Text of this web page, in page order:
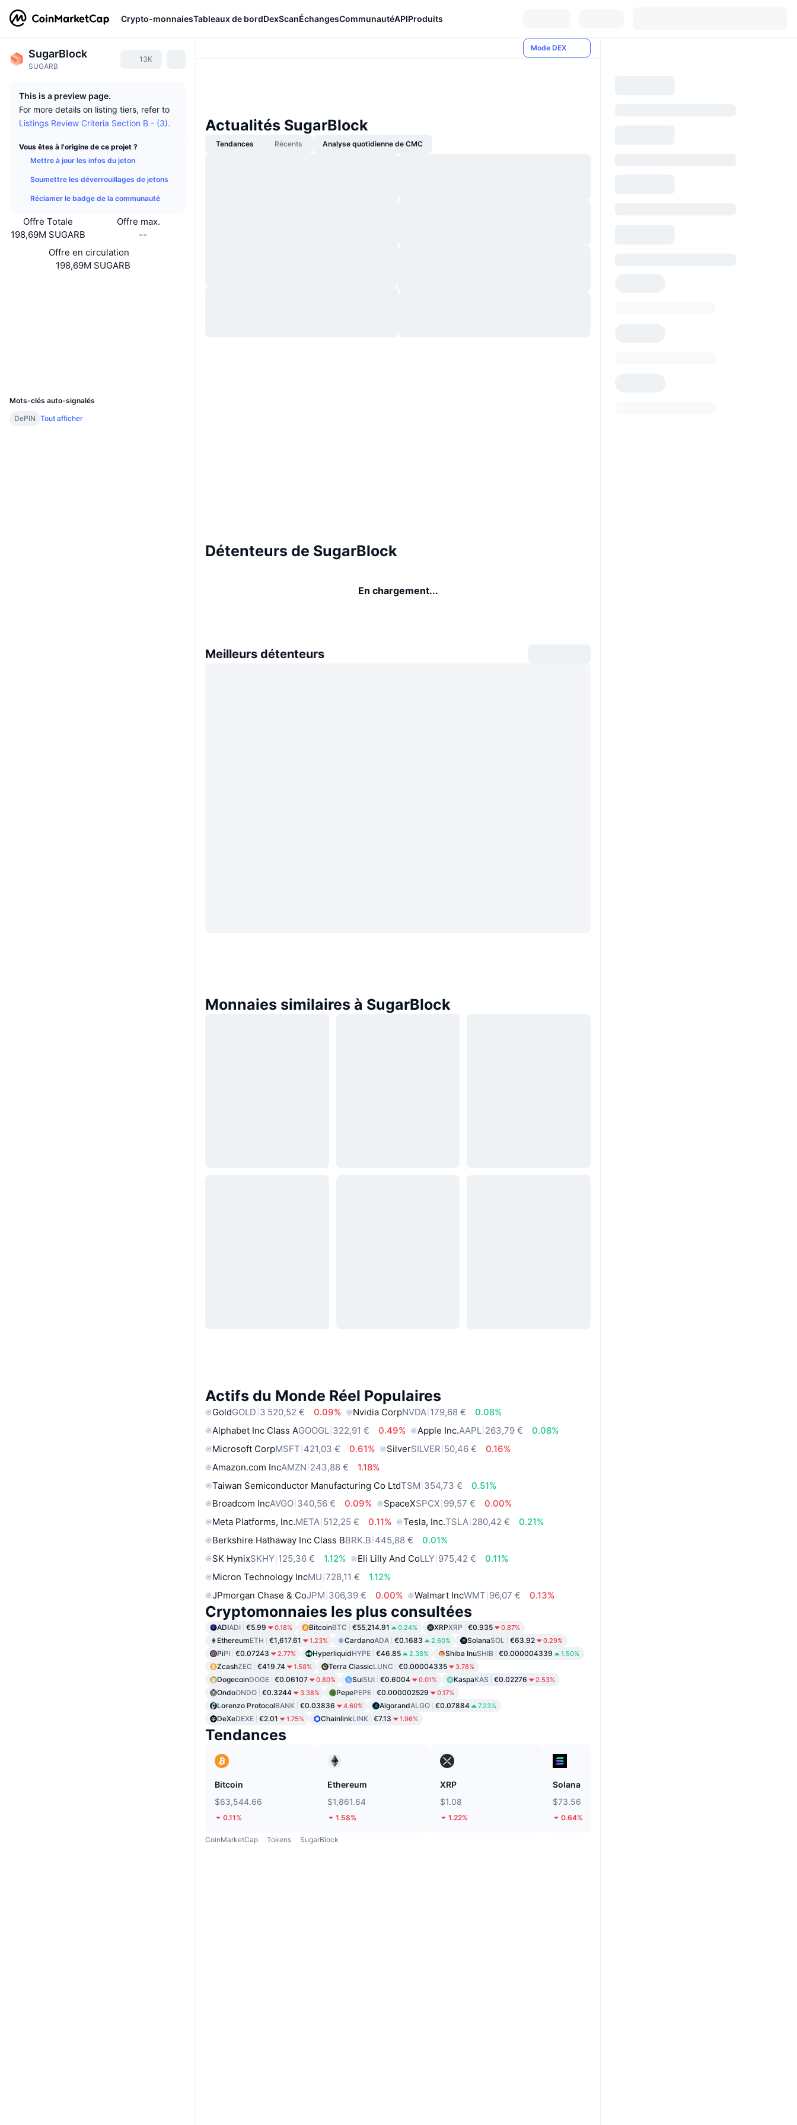
Crypto-monnaiesTableaux de bordDexScanÉchangesCommunautéAPIProduits
SugarBlock
SUGARB
13K
This is a preview page.
For more details on listing tiers, refer to
Listings Review Criteria Section B - (3).
Vous êtes à l'origine de ce projet ?
Mettre à jour les infos du jeton
Soumettre les déverrouillages de jetons
Réclamer le badge de la communauté
Offre Totale
198,69M SUGARB
Offre max.
--
Offre en circulation
198,69M SUGARB
Mots-clés auto-signalés
DePIN Tout afficher
Mode DEX
Actualités SugarBlock
Tendances Récents Analyse quotidienne de CMC
Détenteurs de SugarBlock
En chargement...
Meilleurs détenteurs
Monnaies similaires à SugarBlock
Actifs du Monde Réel Populaires
GoldGOLD 3 520,52 € 0.09% Nvidia CorpNVDA 179,68 €
0.08%
Alphabet Inc Class AGOOGL 322,91 € 0.49% Apple Inc.AAPL 263,79 €
0.08%
Microsoft CorpMSFT 421,03 € 0.61% SilverSILVER 50,46 €
0.16%
Amazon.com IncAMZN 243,88 €
1.18%
Taiwan Semiconductor Manufacturing Co LtdTSM 354,73 €
0.51%
Broadcom IncAVGO 340,56 € 0.09% SpaceXSPCX 99,57 €
0.00%
Meta Platforms, Inc.META 512,25 € 0.11% Tesla, Inc.TSLA 280,42 €
0.21%
Berkshire Hathaway Inc Class BBRK.B 445,88 €
0.01%
SK HynixSKHY 125,36 € 1.12% Eli Lilly And CoLLY 975,42 €
0.11%
Micron Technology IncMU 728,11 €
1.12%
JPmorgan Chase & CoJPM 306,39 € 0.00% Walmart IncWMT 96,07 € 0.13%
Cryptomonnaies les plus consultées
ADIADI €5.99 0.18% BitcoinBTC €55,214.91 0.24% XRPXRP €0.935 0.87%
EthereumETH €1,617.61 1.23% CardanoADA €0.1683 2.60% SolanaSOL €63.92 0.29%
PiPI €0.07243 2.77% HyperliquidHYPE €46.85 2.38% Shiba InuSHIB €0.000004339 1.50%
ZcashZEC €419.74 1.58% Terra ClassicLUNC €0.00004335 3.78%
DogecoinDOGE €0.06107 0.80% SuiSUI €0.6004 0.01% KaspaKAS €0.02276 2.53%
OndoONDO €0.3244 3.38% PepePEPE €0.000002529 0.17%
Lorenzo ProtocolBANK €0.03836 4.60% AlgorandALGO €0.07884 7.23%
DeXeDEXE €2.01 1.75% ChainlinkLINK €7.13 1.96%
Tendances
Bitcoin
$63,544.66
0.11%
Ethereum
$1,861.64
1.58%
XRP
$1.08
1.22%
Solana
$73.56
0.64%
CoinMarketCap Tokens SugarBlock